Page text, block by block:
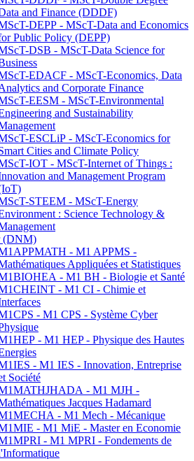
and Finance (DDDF)
DEPP - MScT-Data and Economics
Public Policy (DEPP)
DSB - MScT-Data Science for
EDACF - MScT-Economics, Data
and Corporate Finance
EESM - MScT-Environmental
and Sustainability
ESCLiP - MScT-Economics for
Cities and Climate Policy
IOT - MScT-Internet of Things :
and Management Program
STEEM - MScT-Energy
: Science Technology &
(DNM)
- M1 APPMS -
Appliquées et Statistiques
- M1 BH - Biologie et Santé
- M1 CI - Chimie et
- M1 CPS - Système Cyber
- M1 HEP - Physique des Hautes
- M1 IES - Innovation, Entreprise
Société
- M1 MJH -
Jacques Hadamard
- M1 Mech - Mécanique
- M1 MiE - Master en Economie
- M1 MPRI - Fondements de